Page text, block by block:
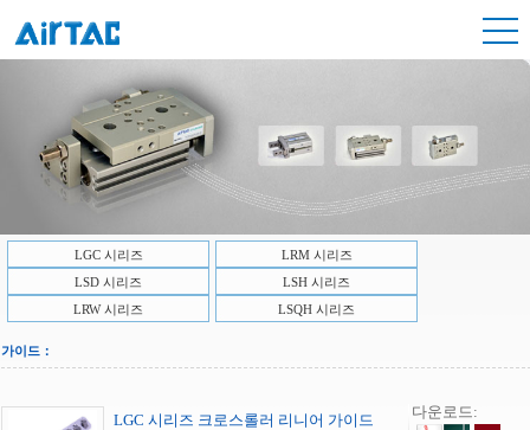
LGC 시리즈
LRM 시리즈
LSD 시리즈
LSH 시리즈
LRW 시리즈
LSQH 시리즈
가이드：
LGC 시리즈 크로스롤러 리니어 가이드
다운로드: